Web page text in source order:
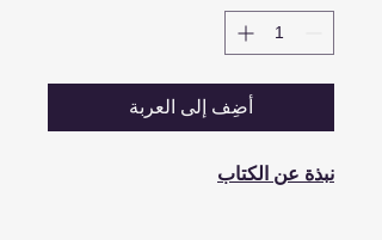
أضِف إلى العربة
نبذة عن الكتاب